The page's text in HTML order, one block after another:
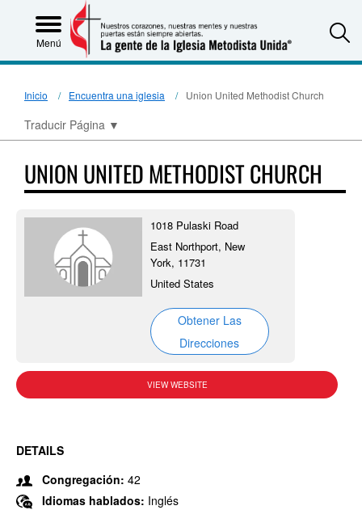
Menú
Inicio Encuentra una iglesia Union United Methodist Church
Traducir Página ▼
UNION UNITED METHODIST CHURCH
1018 Pulaski Road
East Northport, New
York, 11731
United States
Obtener Las
Direcciones
VIEW WEBSITE
DETAILS
Congregación: 42
Idiomas hablados: Inglés